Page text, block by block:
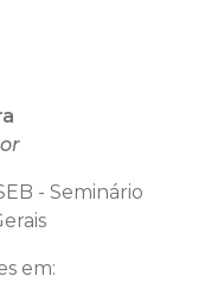
- Seminário
em: